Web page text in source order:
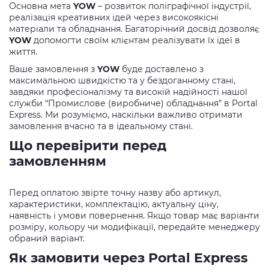
Основна мета YOW – розвиток поліграфічної індустрії,
реалізація креативних ідей через високоякісні
матеріали та обладнання. Багаторічний досвід дозволяє
YOW допомогти своїм клієнтам реалізувати їх ідеї в
життя.
Ваше замовлення з YOW буде доставлено з
максимальною швидкістю та у бездоганному стані,
завдяки професіоналізму та високій надійності нашої
служби “Промислове (виробниче) обладнання” в Portal
Express. Ми розуміємо, наскільки важливо отримати
замовлення вчасно та в ідеальному стані.
Що перевірити перед
замовленням
Перед оплатою звірте точну назву або артикул,
характеристики, комплектацію, актуальну ціну,
наявність і умови повернення. Якщо товар має варіанти
розміру, кольору чи модифікації, передайте менеджеру
обраний варіант.
Як замовити через Portal Express